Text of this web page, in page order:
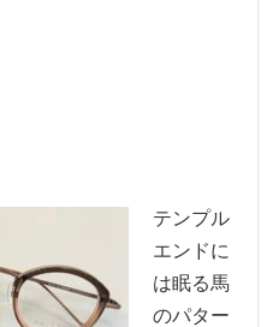
テンプル
エンドに
は眠る馬
のパター